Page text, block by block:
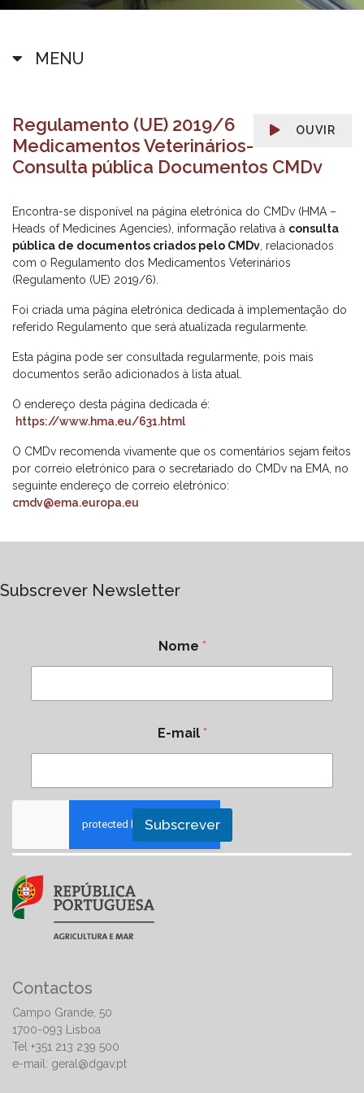
MENU
OUVIR
Regulamento (UE) 2019/6
Medicamentos Veterinários-
Consulta pública Documentos CMDv
Encontra-se disponível na página eletrónica do CMDv (HMA –
Heads of Medicines Agencies), informação relativa à consulta
pública de documentos criados pelo CMDv , relacionados
com o Regulamento dos Medicamentos Veterinários
(Regulamento (UE) 2019/6).
Foi criada uma página eletrónica dedicada à implementação do
referido Regulamento que será atualizada regularmente.
Esta página pode ser consultada regularmente, pois mais
documentos serão adicionados à lista atual.
O endereço desta página dedicada é:
https://www.hma.eu/631.html
O CMDv recomenda vivamente que os comentários sejam feitos
por correio eletrónico para o secretariado do CMDv na EMA, no
seguinte endereço de correio eletrónico:
cmdv@ema.europa.eu
Subscrever Newsletter
Nome *
E-mail *
Subscrever
Contactos
Campo Grande, 50
1700-093 Lisboa
Tel +351 213 239 500
e-mail: geral@dgav.pt